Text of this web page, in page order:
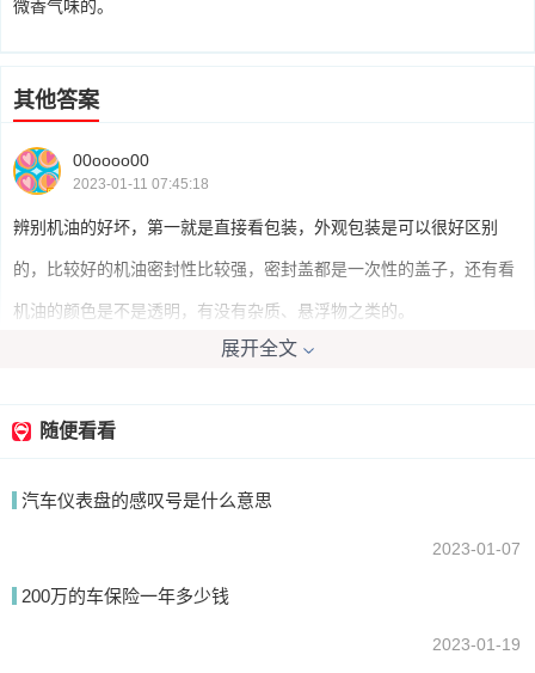
微香气味的。
其他答案
00oooo00
2023-01-11 07:45:18
辨别机油的好坏，第一就是直接看包装，外观包装是可以很好区别
的，比较好的机油密封性比较强，密封盖都是一次性的盖子，还有看
机油的颜色是不是透明，有没有杂质、悬浮物之类的。
展开全文
随便看看
汽车仪表盘的感叹号是什么意思
2023-01-07
200万的车保险一年多少钱
2023-01-19